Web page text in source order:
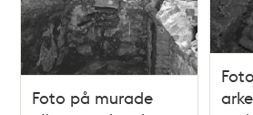
Foto på murade